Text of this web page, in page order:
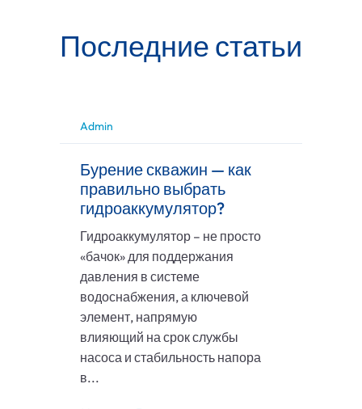
Последние статьи
Admin
Бурение скважин — как
правильно выбрать
гидроаккумулятор?
Гидроаккумулятор – не просто
«бачок» для поддержания
давления в системе
водоснабжения, а ключевой
элемент, напрямую
влияющий на срок службы
насоса и стабильность напора
в...